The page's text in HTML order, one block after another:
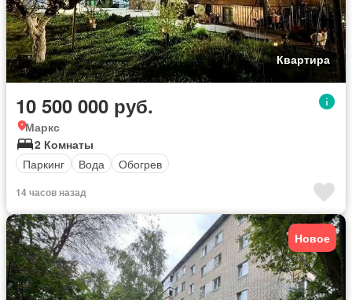
Квартира
10 500 000 руб.
Маркс
2 Комнаты
Паркинг
Вода Обогрев
14 часов назад
Новое